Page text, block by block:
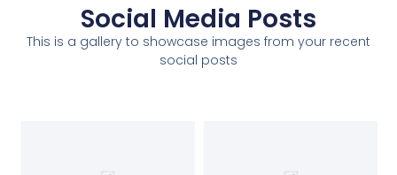
Social Media Posts
This is a gallery to showcase images from your recent
social posts